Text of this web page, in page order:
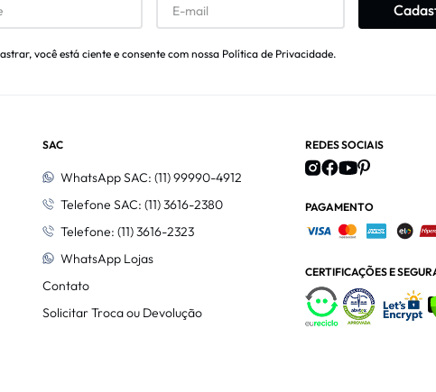
você está ciente e consente com nossa Política de Privacidade.
SAC
WhatsApp SAC: (11) 99990-4912
Telefone SAC: (11) 3616-2380
Telefone: (11) 3616-2323
WhatsApp Lojas
Contato
Solicitar Troca ou Devolução
REDES SOCIAIS
PAGAMENTO
CERTIFICAÇÕES E